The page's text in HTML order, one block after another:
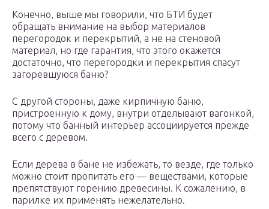
Конечно, выше мы говорили, что БТИ будет
обращать внимание на выбор материалов
перегородок и перекрытий, а не на стеновой
материал, но где гарантия, что этого окажется
достаточно, что перегородки и перекрытия спасут
загоревшуюся баню?
С другой стороны, даже кирпичную баню,
пристроенную к дому, внутри отделывают вагонкой,
потому что банный интерьер ассоциируется прежде
всего с деревом.
Если дерева в бане не избежать, то везде, где только
можно стоит пропитать его — веществами, которые
препятствуют горению древесины. К сожалению, в
парилке их применять нежелательно.